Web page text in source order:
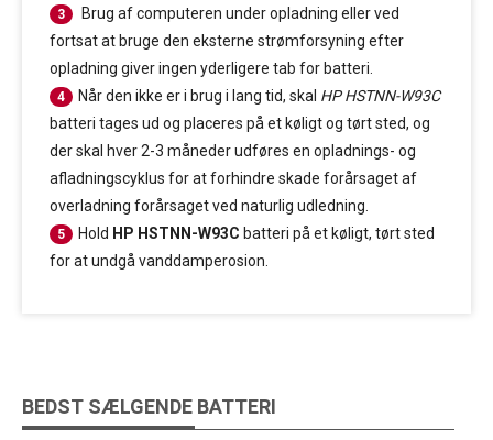
3
Brug af computeren under opladning eller ved
fortsat at bruge den eksterne strømforsyning efter
opladning giver ingen yderligere tab for batteri.
4 Når den ikke er i brug i lang tid, skal HP HSTNN-W93C
batteri tages ud og placeres på et køligt og tørt sted, og
der skal hver 2-3 måneder udføres en opladnings- og
afladningscyklus for at forhindre skade forårsaget af
overladning forårsaget ved naturlig udledning.
5 Hold HP HSTNN-W93C batteri på et køligt, tørt sted
for at undgå vanddamperosion.
BEDST SÆLGENDE BATTERI